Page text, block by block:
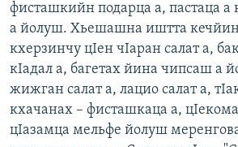
фисташкийн подарца а, пастаца а
а йолуш. Хьешашна иштта
кхерзинчу цIен чIаран салат а,
кIадал а, багетах йина чипсаш а
жижган салат а, лацио салат а,
кхачанах – фисташкаца а,
цIазамца мельфе йолуш